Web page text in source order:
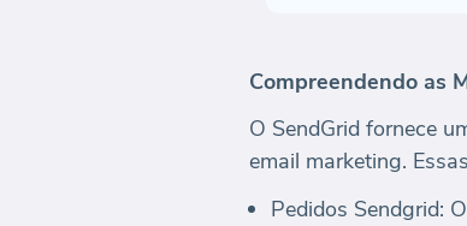
Compreendendo as
O SendGrid fornece
email marketing.
Pedidos Sendgrid: